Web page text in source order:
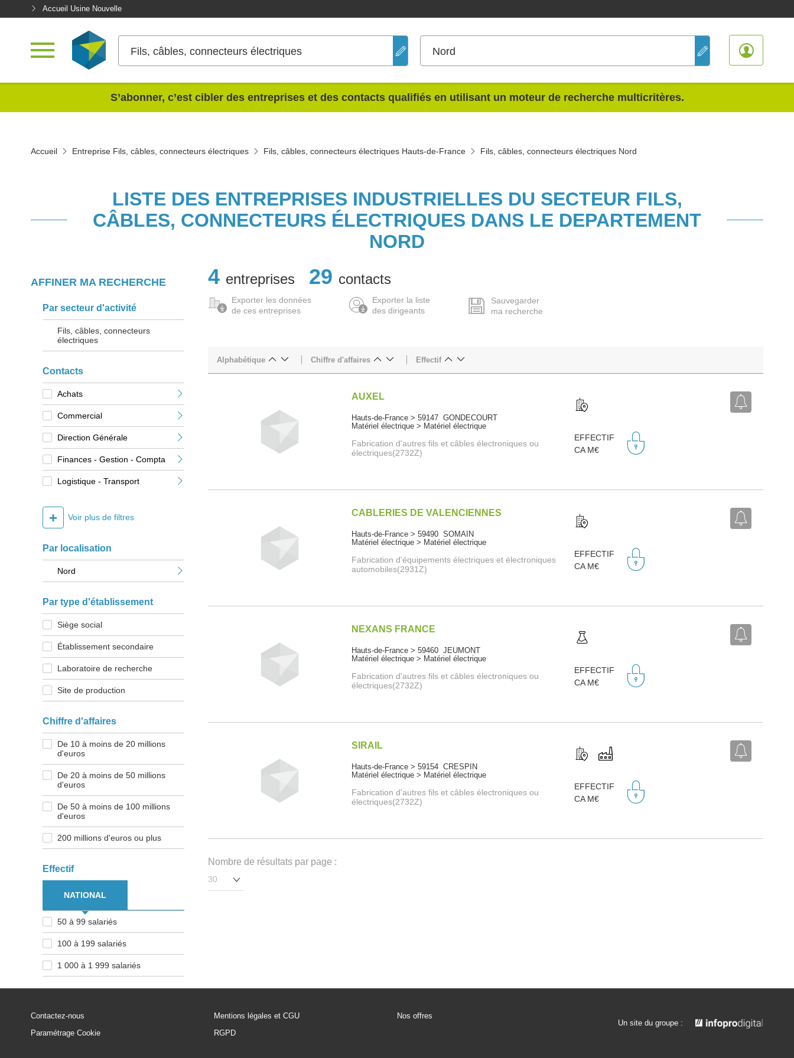
Accueil Usine Nouvelle
Fils, câbles, connecteurs électriques Nord
S’abonner, c’est cibler des entreprises et des contacts qualifiés en utilisant un moteur de recherche multicritères.
Accueil Entreprise Fils, câbles, connecteurs électriques Fils, câbles, connecteurs électriques Hauts-de-France Fils, câbles, connecteurs électriques Nord
LISTE DES ENTREPRISES INDUSTRIELLES DU SECTEUR FILS,
CÂBLES, CONNECTEURS ÉLECTRIQUES DANS LE DEPARTEMENT
NORD
AFFINER MA RECHERCHE
Par secteur d'activité
Fils, câbles, connecteurs
électriques
Contacts
Achats
Commercial
Direction Générale
Finances - Gestion - Compta
Logistique - Transport
+ Voir plus de filtres
Par localisation
Nord
Par type d'établissement
Siège social
Établissement secondaire
Laboratoire de recherche
Site de production
Chiffre d'affaires
De 10 à moins de 20 millions
d'euros
De 20 à moins de 50 millions
d'euros
De 50 à moins de 100 millions
d'euros
200 millions d'euros ou plus
Effectif
NATIONAL
50 à 99 salariés
100 à 199 salariés
1 000 à 1 999 salariés
4 entreprises 29 contacts
Exporter les données
de ces entreprises
Exporter la liste
des dirigeants
Sauvegarder
ma recherche
Alphabétique Chiffre d'affaires Effectif
AUXEL
Hauts-de-France > 59147 GONDECOURT
Matériel électrique > Matériel électrique
Fabrication d'autres fils et câbles électroniques ou
électriques(2732Z)
EFFECTIF
CA M€
CABLERIES DE VALENCIENNES
Hauts-de-France > 59490 SOMAIN
Matériel électrique > Matériel électrique
Fabrication d'équipements électriques et électroniques
automobiles(2931Z)
EFFECTIF
CA M€
NEXANS FRANCE
Hauts-de-France > 59460 JEUMONT
Matériel électrique > Matériel électrique
Fabrication d'autres fils et câbles électroniques ou
électriques(2732Z)
EFFECTIF
CA M€
SIRAIL
Hauts-de-France > 59154 CRESPIN
Matériel électrique > Matériel électrique
Fabrication d'autres fils et câbles électroniques ou
électriques(2732Z)
EFFECTIF
CA M€
Nombre de résultats par page :
Contactez-nous
Paramétrage Cookie
Mentions légales et CGU
RGPD
Nos offres
Un site du groupe :